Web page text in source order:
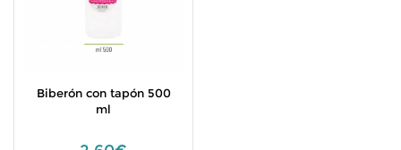
Biberón con tapón 500
ml